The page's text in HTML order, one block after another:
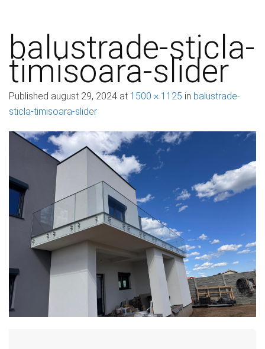
balustrade-sticla-
timisoara-slider
Published august 29, 2024 at 1500 × 1125 in balustrade-
sticla-timisoara-slider